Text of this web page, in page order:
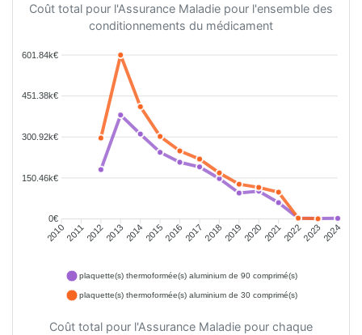
Coût total pour l'Assurance Maladie pour l'ensemble des
conditionnements du médicament
601.84k€
451.38k€
300.92k€
150.46k€
0€
201020112012201320142015201620172018201920202021202220232024
plaquette(s) thermoformée(s) aluminium de 90 comprimé(s)
plaquette(s) thermoformée(s) aluminium de 30 comprimé(s)
Coût total pour l'Assurance Maladie pour chaque